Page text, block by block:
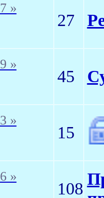
»
27
»
45
»
15
»
108